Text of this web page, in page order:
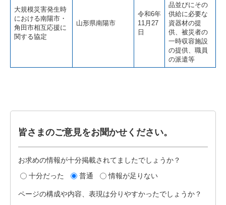
大規模災害発生時
における南陽市・
角田市相互応援に
関する協定
山形県南陽市
令和6年
11月27
日
品並びにその
供給に必要な
資器材の提
供、被災者の
一時収容施設
の提供、職員
の派遣等
皆さまのご意見をお聞かせください。
お求めの情報が十分掲載されてましたでしょうか？
十分だった
普通 情報が足りない
ページの構成や内容、表現は分りやすかったでしょうか？